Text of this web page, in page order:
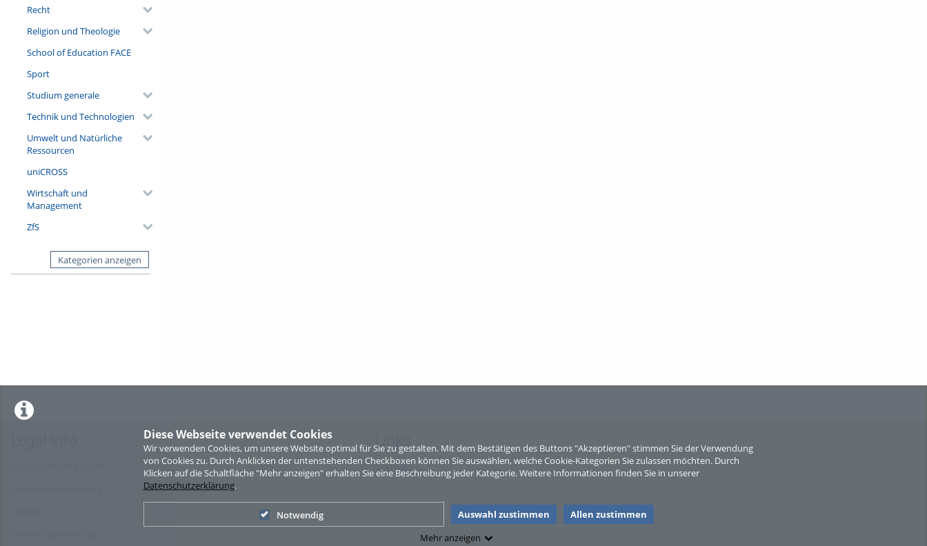
Diese Webseite verwendet Cookies
Wir verwenden Cookies, um unsere Website optimal für Sie zu gestalten. Mit dem Bestätigen des Buttons "Akzeptieren" stimmen Sie der Verwendung
von Cookies zu. Durch Anklicken der untenstehenden Checkboxen können Sie auswählen, welche Cookie-Kategorien Sie zulassen möchten. Durch
Klicken auf die Schaltfläche "Mehr anzeigen" erhalten Sie eine Beschreibung jeder Kategorie. Weitere Informationen finden Sie in unserer
Datenschutzerklärung.
Notwendig Auswahl zustimmen
Allen zustimmen
Mehr anzeigen
Recht
Religion und Theologie
School of Education FACE
Sport
Studium generale
Technik und Technologien
Umwelt und Natürliche
Ressourcen
uniCROSS
Wirtschaft und
Management
ZfS
Kategorien anzeigen
Links
Sitemap